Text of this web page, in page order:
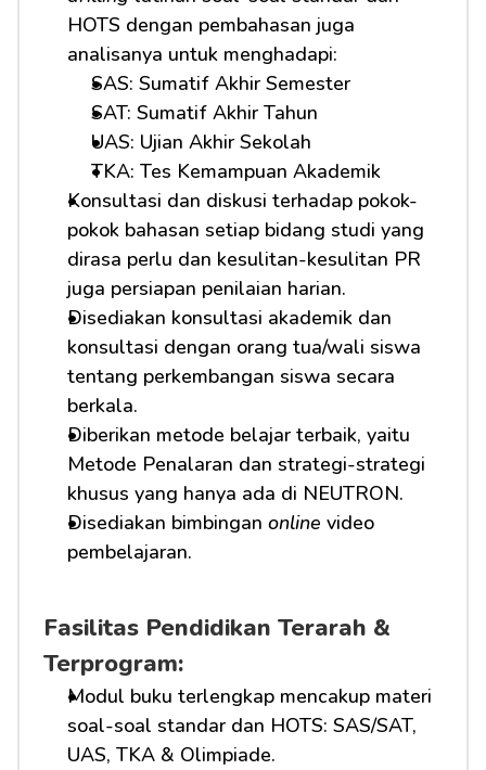
HOTS dengan pembahasan juga
analisanya untuk menghadapi:
SAS: Sumatif Akhir Semester
SAT: Sumatif Akhir Tahun
UAS: Ujian Akhir Sekolah
TKA: Tes Kemampuan Akademik
Konsultasi dan diskusi terhadap pokok-
pokok bahasan setiap bidang studi yang
dirasa perlu dan kesulitan-kesulitan PR
juga persiapan penilaian harian.
Disediakan konsultasi akademik dan
konsultasi dengan orang tua/wali siswa
tentang perkembangan siswa secara
berkala.
Diberikan metode belajar terbaik, yaitu
Metode Penalaran dan strategi-strategi
khusus yang hanya ada di NEUTRON.
Disediakan bimbingan online video
pembelajaran.
Fasilitas Pendidikan Terarah &
Terprogram:
Modul buku terlengkap mencakup materi
soal-soal standar dan HOTS: SAS/SAT,
UAS, TKA & Olimpiade.